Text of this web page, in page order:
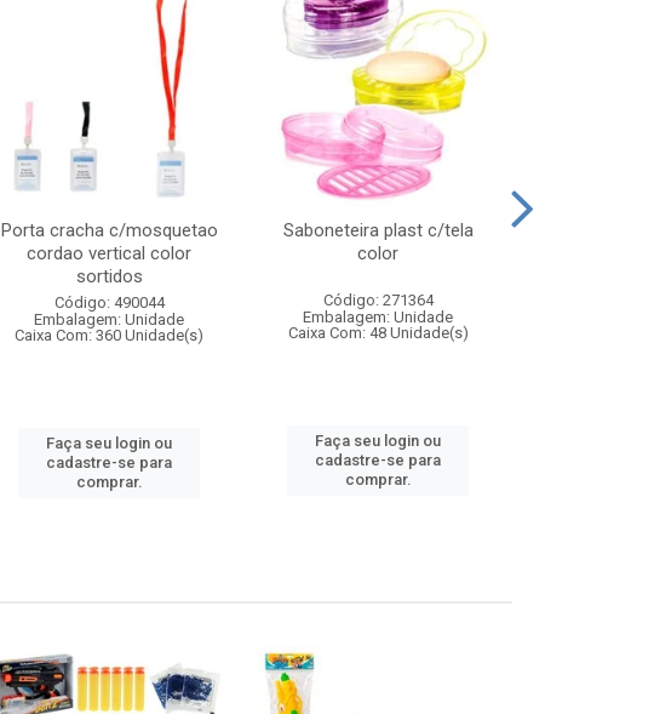
Porta cracha c/mosquetao
cordao vertical color
sortidos
Código: 490044
Embalagem: Unidade
Caixa Com: 360 Unidade(s)
Faça seu login ou
cadastre-se para
comprar.
Saboneteira plast c/tela
color
Código: 271364
Embalagem: Unidade
Caixa Com: 48 Unidade(s)
Faça seu login ou
cadastre-se para
comprar.